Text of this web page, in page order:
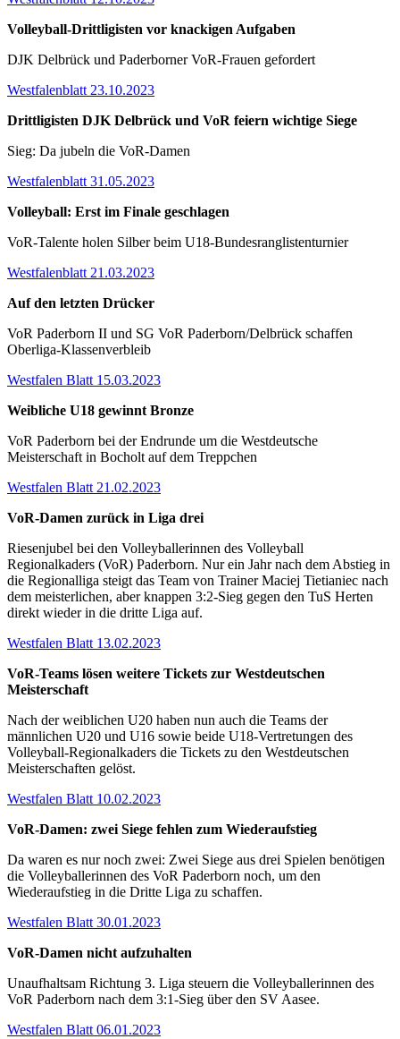
Volleyball-Drittligisten vor knackigen Aufgaben
DJK Delbrück und Paderborner VoR-Frauen gefordert
Westfalenblatt 23.10.2023
Drittligisten DJK Delbrück und VoR feiern wichtige Siege
Sieg: Da jubeln die VoR-Damen
Westfalenblatt 31.05.2023
Volleyball: Erst im Finale geschlagen
VoR-Talente holen Silber beim U18-Bundesranglistenturnier
Westfalenblatt 21.03.2023
Auf den letzten Drücker
VoR Paderborn II und SG VoR Paderborn/Delbrück schaffen
Oberliga-Klassenverbleib
Westfalen Blatt 15.03.2023
Weibliche U18 gewinnt Bronze
VoR Paderborn bei der Endrunde um die Westdeutsche
Meisterschaft in Bocholt auf dem Treppchen
Westfalen Blatt 21.02.2023
VoR-Damen zurück in Liga drei
Riesenjubel bei den Volleyballerinnen des Volleyball
Regionalkaders (VoR) Paderborn. Nur ein Jahr nach dem Abstieg in
die Regionalliga steigt das Team von Trainer Maciej Tietianiec nach
dem meisterlichen, aber knappen 3:2-Sieg gegen den TuS Herten
direkt wieder in die dritte Liga auf.
Westfalen Blatt 13.02.2023
VoR-Teams lösen weitere Tickets zur Westdeutschen
Meisterschaft
Nach der weiblichen U20 haben nun auch die Teams der
männlichen U20 und U16 sowie beide U18-Vertretungen des
Volleyball-Regionalkaders die Tickets zu den Westdeutschen
Meisterschaften gelöst.
Westfalen Blatt 10.02.2023
VoR-Damen: zwei Siege fehlen zum Wiederaufstieg
Da waren es nur noch zwei: Zwei Siege aus drei Spielen benötigen
die Volleyballerinnen des VoR Paderborn noch, um den
Wiederaufstieg in die Dritte Liga zu schaffen.
Westfalen Blatt 30.01.2023
VoR-Damen nicht aufzuhalten
Unaufhaltsam Richtung 3. Liga steuern die Volleyballerinnen des
VoR Paderborn nach dem 3:1-Sieg über den SV Aasee.
Westfalen Blatt 06.01.2023